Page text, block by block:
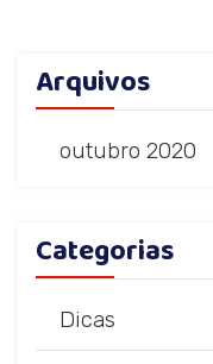
Arquivos
outubro 2020
Categorias
Dicas